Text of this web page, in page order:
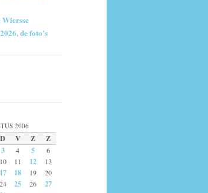
de foto’s
2006
D V Z Z
3 4 5
6
10 11 12 13
17 18 19 20
24 25 26 27